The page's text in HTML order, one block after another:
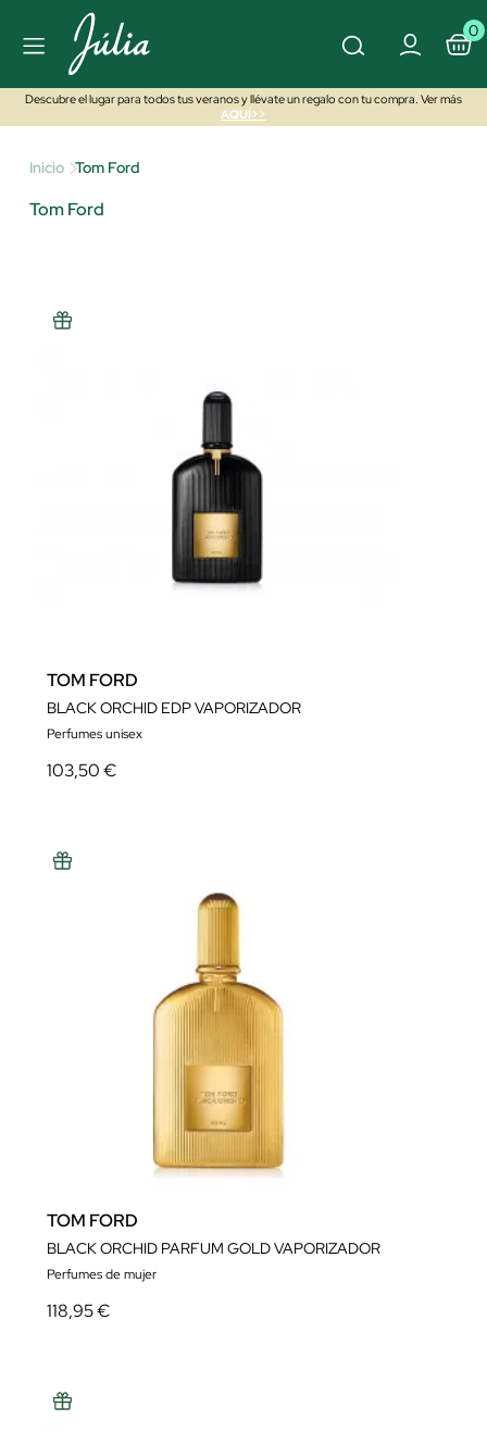
0
Descubre el lugar para todos tus veranos y llévate un regalo con tu compra. Ver más
AQUÍ>>
Inicio Tom Ford
Tom Ford
TOM FORD
BLACK ORCHID EDP VAPORIZADOR
Perfumes unisex
103,50 €
TOM FORD
BLACK ORCHID PARFUM GOLD VAPORIZADOR
Perfumes de mujer
118,95 €